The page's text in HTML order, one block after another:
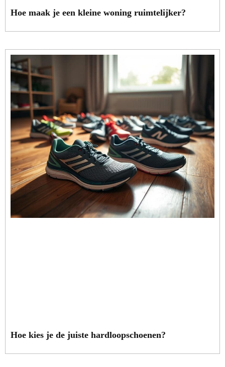
Hoe maak je een kleine woning ruimtelijker?
Hoe kies je de juiste hardloopschoenen?